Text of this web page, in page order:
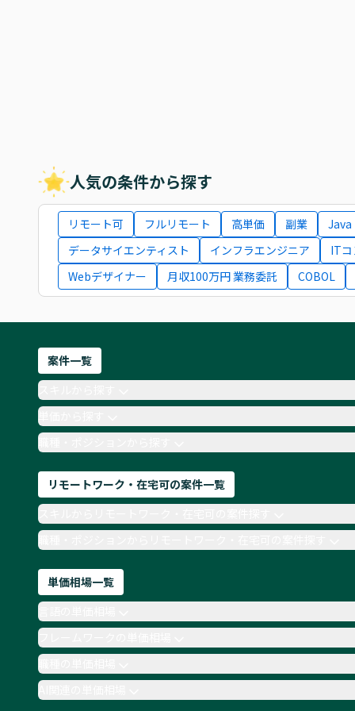
人気の条件から探す
リモート可 フルリモート 高単価 副業
Java
データサイエンティスト
インフラエンジニア
IT
Webデザイナー
月収100万円 業務委託 COBOL
案件一覧
単価から探す
職種・ポジションから探す
リモートワーク・在宅可の案件一覧
職種・ポジションからリモートワーク・在宅可の案件探す
単価相場一覧
職種の単価相場
AI関連の単価相場